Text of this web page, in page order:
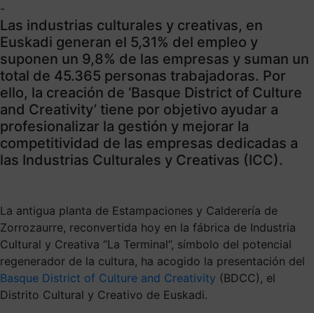
-
Las industrias culturales y creativas, en
Euskadi generan el 5,31% del empleo y
suponen un 9,8% de las empresas y suman un
total de 45.365 personas trabajadoras. Por
ello, la creación de ‘Basque District of Culture
and Creativity’ tiene por objetivo ayudar a
profesionalizar la gestión y mejorar la
competitividad de las empresas dedicadas a
las Industrias Culturales y Creativas (ICC).
La antigua planta de Estampaciones y Calderería de
Zorrozaurre, reconvertida hoy en la fábrica de Industria
Cultural y Creativa “La Terminal”, símbolo del potencial
regenerador de la cultura, ha acogido la presentación del
Basque District of Culture and Creativity (BDCC), el
Distrito Cultural y Creativo de Euskadi.